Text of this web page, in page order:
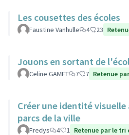
Les cousettes des écoles
Faustine Vanhulle 4 23
Jouons en sortant de
Celine GAMET 7 7 Retenue
Créer une identité visuelle
parcs de la ville
Fredys 4 1 Retenue par le tri